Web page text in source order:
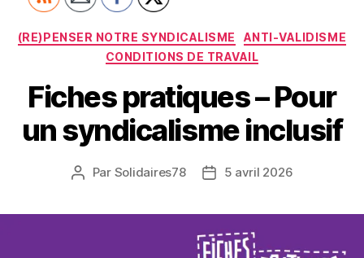
Catégories
(RE)PENSER NOTRE SYNDICALISME
ANTI-VALIDISME
CONDITIONS DE TRAVAIL
Fiches pratiques – Pour
un syndicalisme inclusif
Auteur
Par Solidaires78
Date5 avril 2026